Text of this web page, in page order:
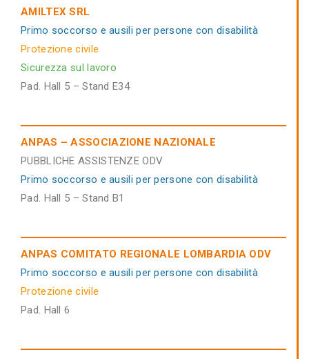
AMILTEX SRL
Primo soccorso e ausili per persone con disabilità
Protezione civile
Sicurezza sul lavoro
Pad. Hall 5 – Stand E34
ANPAS – ASSOCIAZIONE NAZIONALE
PUBBLICHE ASSISTENZE ODV
Primo soccorso e ausili per persone con disabilità
Pad. Hall 5 – Stand B1
ANPAS COMITATO REGIONALE LOMBARDIA ODV
Primo soccorso e ausili per persone con disabilità
Protezione civile
Pad. Hall 6